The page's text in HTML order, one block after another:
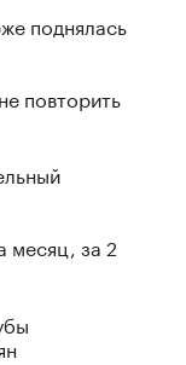
поднялась
повторить
месяц, за 2